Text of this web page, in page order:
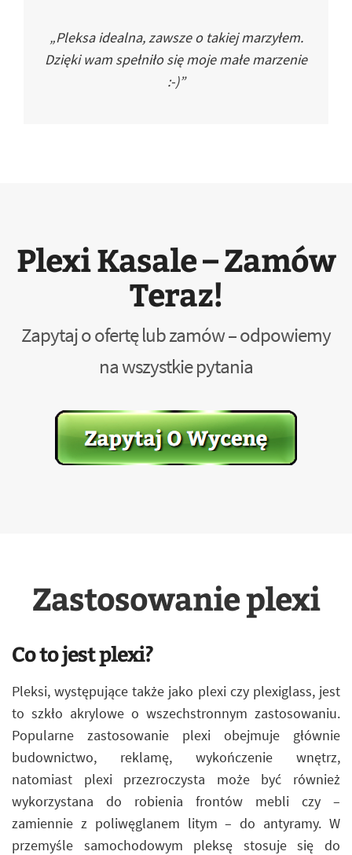
„Pleksa idealna, zawsze o takiej marzyłem.
Dzięki wam spełniło się moje małe marzenie
:-)”
Plexi Kasale – Zamów
Teraz!
Zapytaj o ofertę lub zamów – odpowiemy
na wszystkie pytania
Zastosowanie plexi
Co to jest plexi?
Pleksi, występujące także jako plexi czy plexiglass, jest
to szkło akrylowe o wszechstronnym zastosowaniu.
Popularne zastosowanie plexi obejmuje głównie
budownictwo, reklamę, wykończenie wnętrz,
natomiast plexi przezroczysta może być również
wykorzystana do robienia frontów mebli czy –
zamiennie z poliwęglanem litym – do antyramy. W
przemyśle samochodowym pleksę stosuje się do